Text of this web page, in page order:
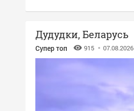
Дудудки, Беларусь
Супер топ 915 07.08.2026